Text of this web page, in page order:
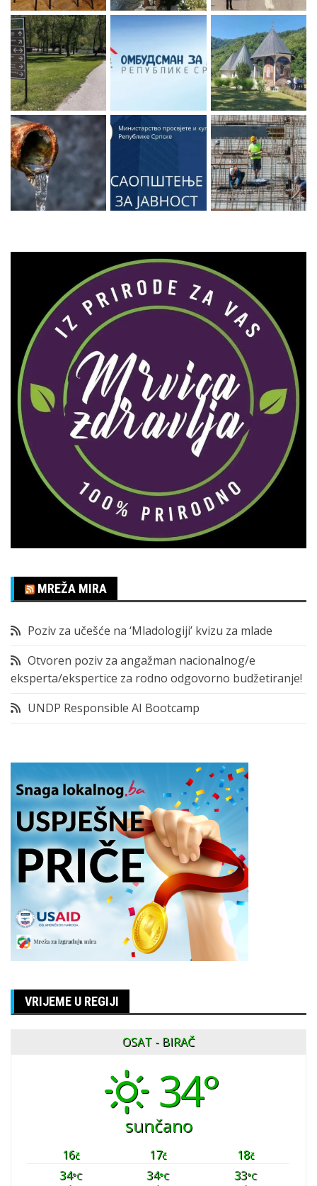
MREŽA MIRA
Poziv za učešće na ‘Mladologiji’ kvizu za mlade
Otvoren poziv za angažman nacionalnog/e
eksperta/ekspertice za rodno odgovorno budžetiranje!
UNDP Responsible AI Bootcamp
VRIJEME U REGIJI
OSAT - BIRAČ
34°
sunčano
16č 17č 18č
34°C 34°C 33°C